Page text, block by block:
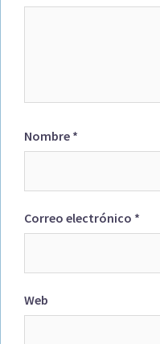
Nombre *
Correo electrónico *
Web